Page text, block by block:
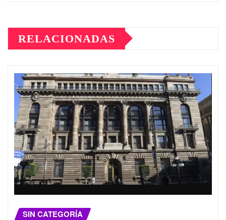
RELACIONADAS
SIN CATEGORÍA